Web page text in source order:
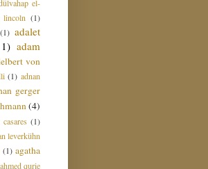
el-
lincoln (1)
(1) adalet
adam
von
(1) adnan
gerger
(4)
(1)
leverkühn
(1) agatha
ahmed qurie